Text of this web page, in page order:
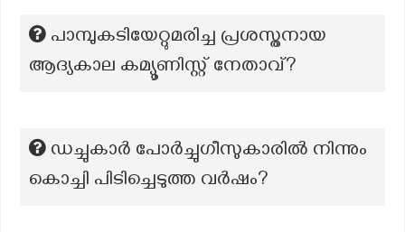
പാമ്പുകടിയേറ്റുമരിച്ച പ്രശസ്തനായ
ആദ്യകാല കമ്യൂണിസ്റ്റ് നേതാവ്?
ഡച്ചുകാർ പോർച്ചുഗീസുകാരിൽ നിന്നും
കൊച്ചി പിടിച്ചെടുത്ത വർഷം?